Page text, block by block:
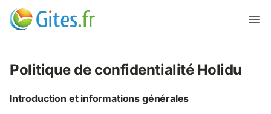
Politique de confidentialité Holidu
Introduction et informations générales